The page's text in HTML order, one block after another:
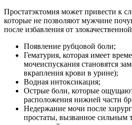
Простатэктомия может привести к
которые не позволяют мужчине
после избавления от
Появление рубцовой боли;
Гематурия, которая имеет
мочеиспускания становятся
вкрапления крови в урине);
Водная интоксикация;
Острые боли, которые
расположения нижней части
Недержание мочи после
простаты, вызванное сильным